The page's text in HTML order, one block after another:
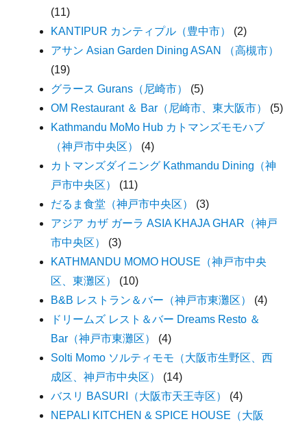
(11)
KANTIPUR カンティプル（豊中市）
(2)
アサン Asian Garden Dining ASAN （高槻市）
(19)
グラース Gurans（尼崎市）
(5)
OM Restaurant ＆ Bar（尼崎市、東大阪市）
(5)
Kathmandu MoMo Hub カトマンズモモハブ
（神戸市中央区）
(4)
カトマンズダイニング Kathmandu Dining（神
戸市中央区）
(11)
だるま食堂（神戸市中央区）
(3)
アジア カザ ガーラ ASIA KHAJA GHAR（神戸
市中央区）
(3)
KATHMANDU MOMO HOUSE（神戸市中央
区、東灘区）
(10)
B&B レストラン＆バー（神戸市東灘区）
(4)
ドリームズ レスト＆バー Dreams Resto ＆
Bar（神戸市東灘区）
(4)
Solti Momo ソルティモモ（大阪市生野区、西
成区、神戸市中央区）
(14)
バスリ BASURI（大阪市天王寺区）
(4)
NEPALI KITCHEN & SPICE HOUSE（大阪